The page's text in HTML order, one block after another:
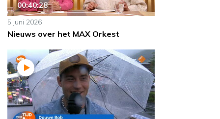
00:40:28
5 juni 2026
Nieuws over het MAX Orkest